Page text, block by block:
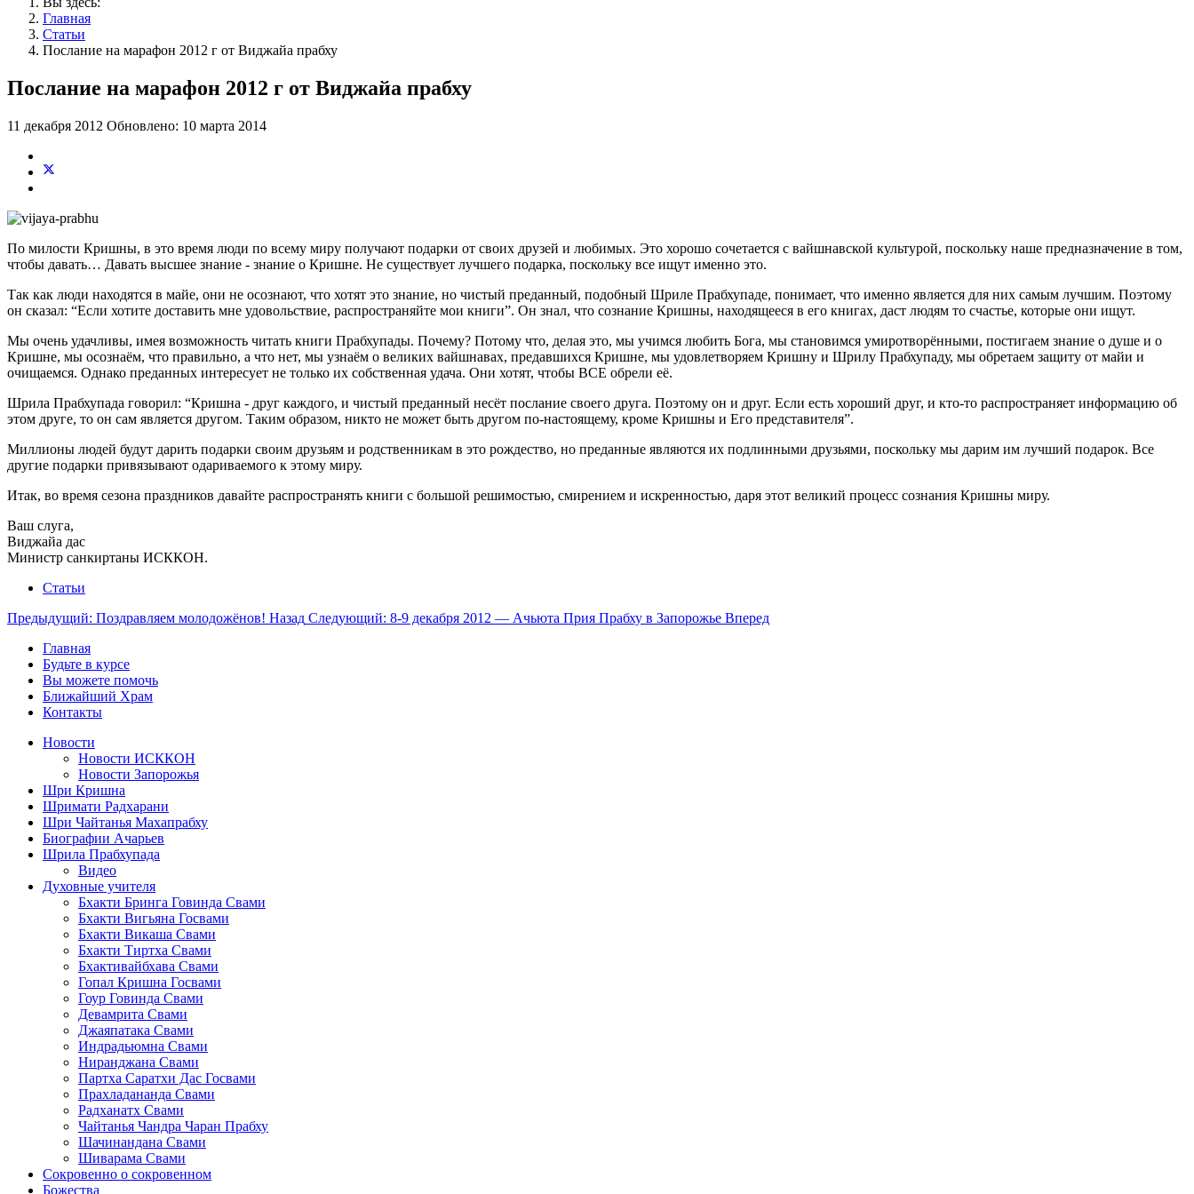
Главная
Статьи
Послание на марафон 2012 г от Виджайа прабху
Послание на марафон 2012 г от Виджайа прабху
11 декабря 2012 Обновлено: 10 марта 2014
По милости Кришны, в это время люди по всему миру получают подарки от своих друзей и любимых. Это хорошо сочетается с вайшнавской культурой, поскольку наше предназначение в том,
чтобы давать… Давать высшее знание - знание о Кришне. Не существует лучшего подарка, поскольку все ищут именно это.
Так как люди находятся в майе, они не осознают, что хотят это знание, но чистый преданный, подобный Шриле Прабхупаде, понимает, что именно является для них самым лучшим. Поэтому
он сказал: “Если хотите доставить мне удовольствие, распространяйте мои книги”. Он знал, что сознание Кришны, находящееся в его книгах, даст людям то счастье, которые они ищут.
Мы очень удачливы, имея возможность читать книги Прабхупады. Почему? Потому что, делая это, мы учимся любить Бога, мы становимся умиротворёнными, постигаем знание о душе и о
Кришне, мы осознаём, что правильно, а что нет, мы узнаём о великих вайшнавах, предавшихся Кришне, мы удовлетворяем Кришну и Шрилу Прабхупаду, мы обретаем защиту от майи и
очищаемся. Однако преданных интересует не только их собственная удача. Они хотят, чтобы ВСЕ обрели её.
Шрила Прабхупада говорил: “Кришна - друг каждого, и чистый преданный несёт послание своего друга. Поэтому он и друг. Если есть хороший друг, и кто-то распространяет информацию об
этом друге, то он сам является другом. Таким образом, никто не может быть другом по-настоящему, кроме Кришны и Его представителя”.
Миллионы людей будут дарить подарки своим друзьям и родственникам в это рождество, но преданные являются их подлинными друзьями, поскольку мы дарим им лучший подарок. Все
другие подарки привязывают одариваемого к этому миру.
Итак, во время сезона праздников давайте распространять книги с большой решимостью, смирением и искренностью, даря этот великий процесс сознания Кришны миру.
Ваш слуга,
Виджайа дас
Министр санкиртаны ИСККОН.
Статьи
Предыдущий: Поздравляем молодожёнов! Назад Следующий: 8-9 декабря 2012 — Ачьюта Прия Прабху в Запорожье Вперед
Главная
Будьте в курсе
Вы можете помочь
Ближайший Храм
Контакты
Новости
Новости ИСККОН
Новости Запорожья
Шри Кришна
Шримати Радхарани
Шри Чайтанья Махапрабху
Биографии Ачарьев
Шрила Прабхупада
Видео
Духовные учителя
Бхакти Бринга Говинда Свами
Бхакти Вигьяна Госвами
Бхакти Викаша Свами
Бхакти Тиртха Свами
Бхактивайбхава Свами
Гопал Кришна Госвами
Гоур Говинда Свами
Девамрита Свами
Джаяпатака Свами
Индрадьюмна Свами
Ниранджана Свами
Партха Саратхи Дас Госвами
Прахладананда Свами
Радханатх Свами
Чайтанья Чандра Чаран Прабху
Шачинандана Свами
Шиварама Свами
Сокровенно о сокровенном
Божества